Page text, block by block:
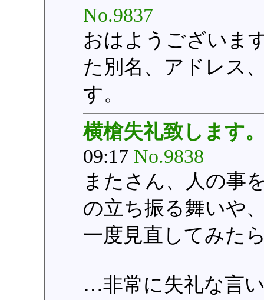
No.9837
おはようございま
た別名、アドレス
す。
横槍失礼致します
09:17 No.9838
またさん、人の事
の立ち振る舞いや
一度見直してみた
…非常に失礼な言